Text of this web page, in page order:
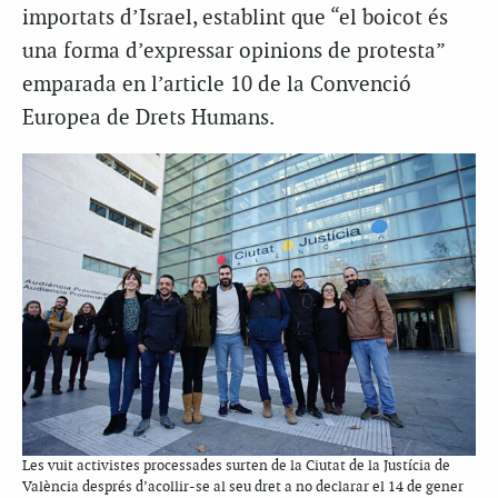
importats d’Israel, establint que “el boicot és
una forma d’expressar opinions de protesta”
emparada en l’article 10 de la Convenció
Europea de Drets Humans.
Les vuit activistes processades surten de la Ciutat de la Justícia de
València després d’acollir-se al seu dret a no declarar el 14 de gener